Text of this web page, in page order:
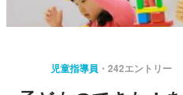
児童指導員 242エントリー